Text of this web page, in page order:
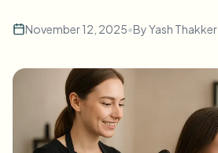
换脸 - 视频
视频智能
批量车牌模糊
批量人脸模糊
高吞吐量流水线
模糊任何内容
企业区域、策略和审核
November 12, 2025•ByYash Thakker